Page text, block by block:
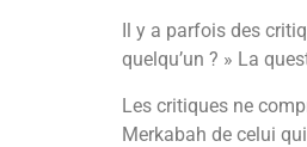
Il y a parfois des
quelqu’un ? » La
Les critiques ne
Merkabah de celui